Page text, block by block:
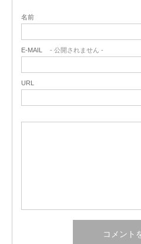
名前
E-MAIL - 公開されません -
URL